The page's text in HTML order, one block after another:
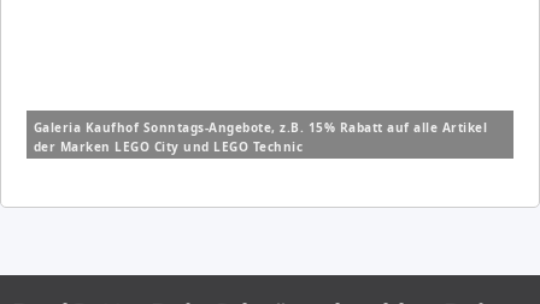
Galeria Kaufhof Sonntags-Angebote, z.B. 15% Rabatt auf alle Artikel
der Marken LEGO City und LEGO Technic